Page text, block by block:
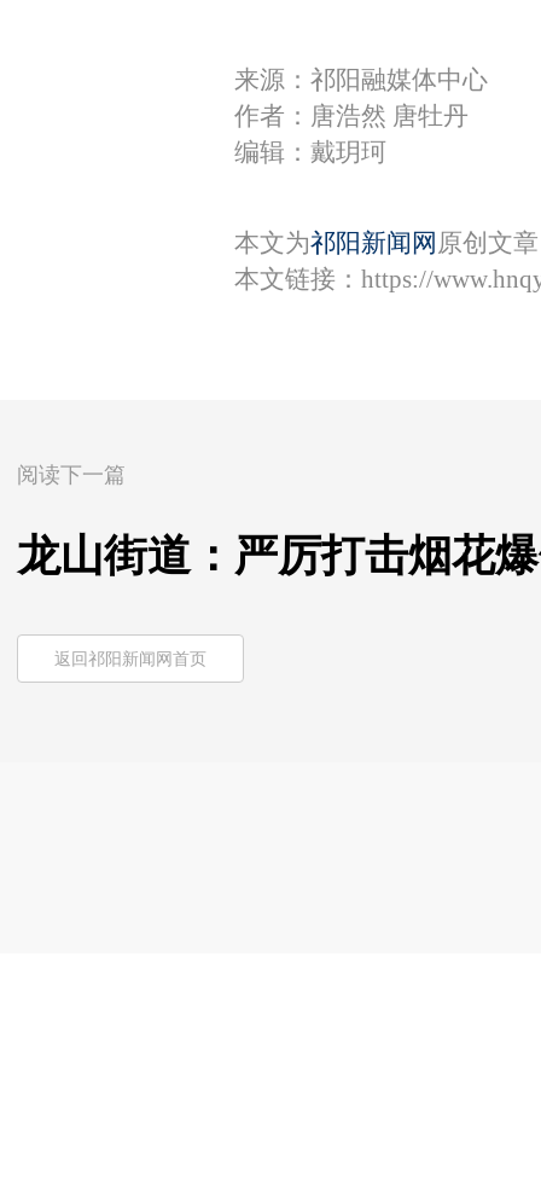
来源：祁阳融媒体中心
作者：唐浩然 唐牡丹
编辑：戴玥珂
本文为祁阳新闻网 原创文
本文链接： https://
阅读下一篇
龙山街道：严厉打击烟花
返回祁阳新闻网首页